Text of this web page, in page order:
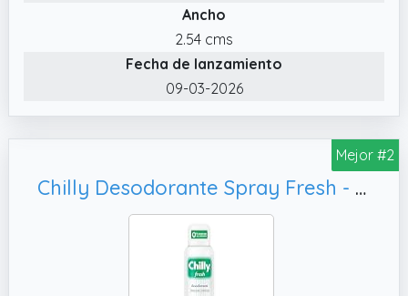
Ancho
2.54 cms
Fecha de lanzamiento
09-03-2026
Mejor #2
Chilly Desodorante Spray Fresh - 150 ml